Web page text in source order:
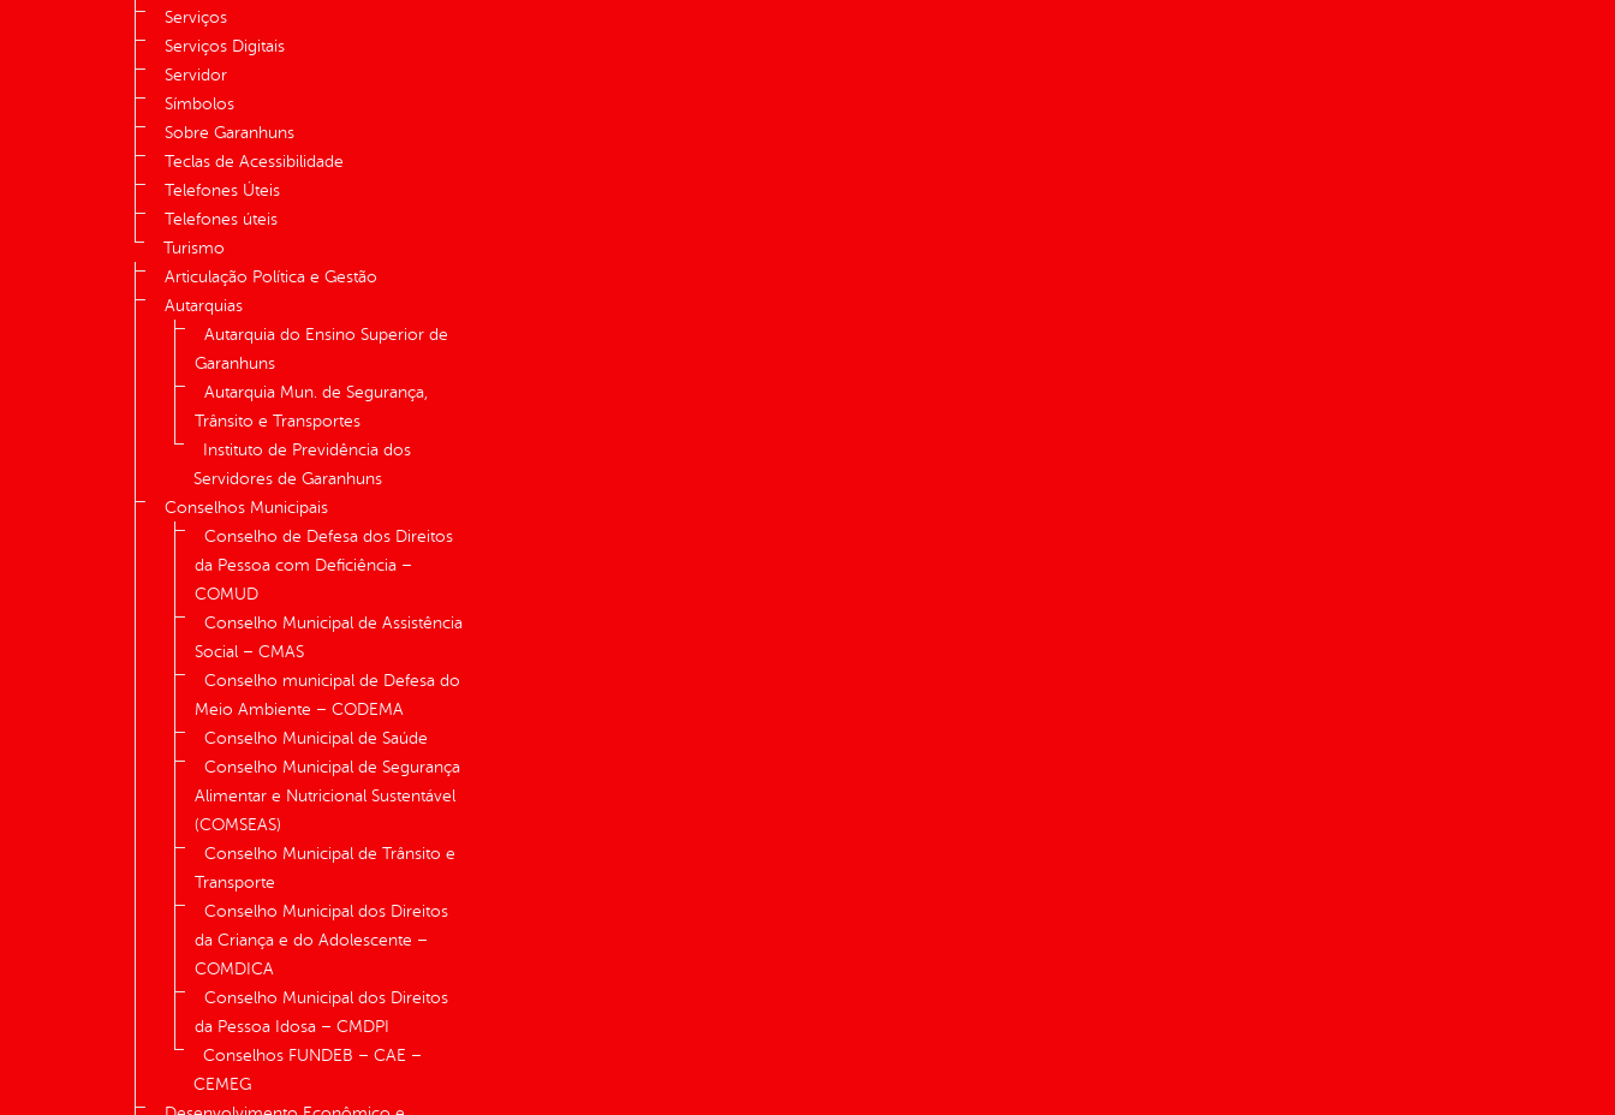
Serviços
Serviços Digitais
Servidor
Símbolos
Sobre Garanhuns
Teclas de Acessibilidade
Telefones Úteis
Telefones úteis
Turismo
Articulação Política e Gestão
Autarquias
Autarquia do Ensino Superior de
Garanhuns
Autarquia Mun. de Segurança,
Trânsito e Transportes
Instituto de Previdência dos
Servidores de Garanhuns
Conselhos Municipais
Conselho de Defesa dos Direitos
da Pessoa com Deficiência –
COMUD
Conselho Municipal de Assistência
Social – CMAS
Conselho municipal de Defesa do
Meio Ambiente – CODEMA
Conselho Municipal de Saúde
Conselho Municipal de Segurança
Alimentar e Nutricional Sustentável
(COMSEAS)
Conselho Municipal de Trânsito e
Transporte
Conselho Municipal dos Direitos
da Criança e do Adolescente –
COMDICA
Conselho Municipal dos Direitos
da Pessoa Idosa – CMDPI
Conselhos FUNDEB – CAE –
CEMEG